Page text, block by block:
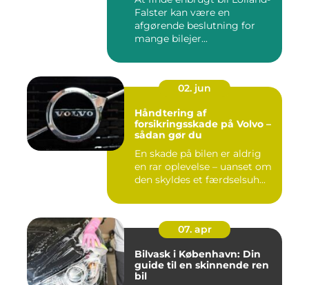
Falster kan være en
afgørende beslutning for
mange bilejer...
02. jun
Håndtering af
forsikringsskade på Volvo –
sådan gør du
En skade på bilen er aldrig
en rar oplevelse – uanset om
den skyldes et færdselsuh...
07. apr
Bilvask i København: Din
guide til en skinnende ren
bil